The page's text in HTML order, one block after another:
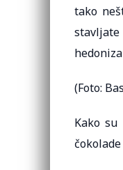
tako
(Foto:
Kako